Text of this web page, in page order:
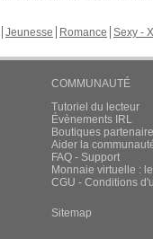
Jeunesse Romance Sexy -
COMMUNAUTÉ
Tutoriel du lecteur
Évènements IRL
Boutiques
Aider la
FAQ - Support
Monnaie virtuelle :
CGU - Conditions
Sitemap